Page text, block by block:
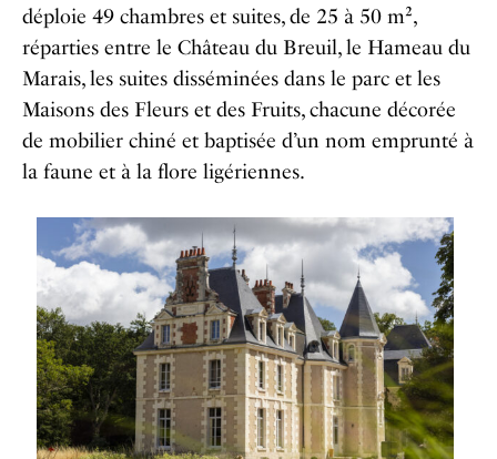
déploie 49 chambres et suites, de 25 à 50 m²,
réparties entre le Château du Breuil, le Hameau du
Marais, les suites disséminées dans le parc et les
Maisons des Fleurs et des Fruits, chacune décorée
de mobilier chiné et baptisée d’un nom emprunté à
la faune et à la flore ligériennes.